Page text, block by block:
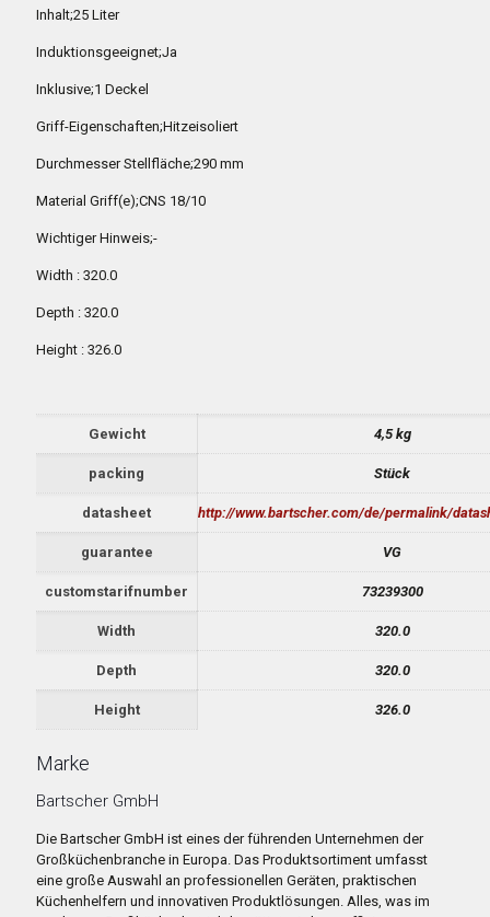
Inhalt;25 Liter
Induktionsgeeignet;Ja
Inklusive;1 Deckel
Griff-Eigenschaften;Hitzeisoliert
Durchmesser Stellfläche;290 mm
Material Griff(e);CNS 18/10
Wichtiger Hinweis;-
Width : 320.0
Depth : 320.0
Height : 326.0
Gewicht 4,5 kg
packing Stück
datasheet http://www.bartscher.com/de/permalink/
guarantee VG
customstarifnumber 73239300
Width 320.0
Depth 320.0
Height 326.0
Marke
Bartscher GmbH
Die Bartscher GmbH ist eines der führenden Unternehmen der
Großküchenbranche in Europa. Das Produktsortiment umfasst
eine große Auswahl an professionellen Geräten, praktischen
Küchenhelfern und innovativen Produktlösungen. Alles, was im